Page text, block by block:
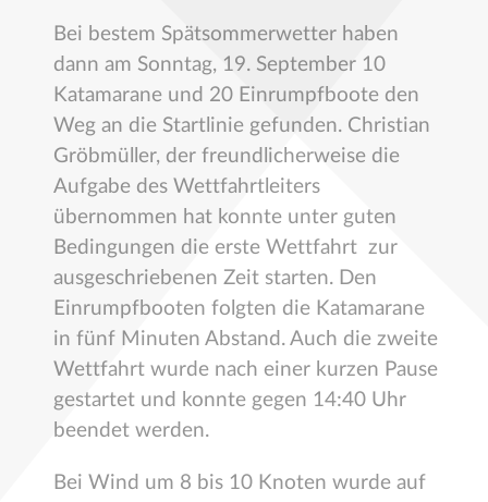
Bei bestem Spätsommerwetter haben
dann am Sonntag, 19. September 10
Katamarane und 20 Einrumpfboote den
Weg an die Startlinie gefunden. Christian
Gröbmüller, der freundlicherweise die
Aufgabe des Wettfahrtleiters
übernommen hat konnte unter guten
Bedingungen die erste Wettfahrt zur
ausgeschriebenen Zeit starten. Den
Einrumpfbooten folgten die Katamarane
in fünf Minuten Abstand. Auch die zweite
Wettfahrt wurde nach einer kurzen Pause
gestartet und konnte gegen 14:40 Uhr
beendet werden.
Bei Wind um 8 bis 10 Knoten wurde auf